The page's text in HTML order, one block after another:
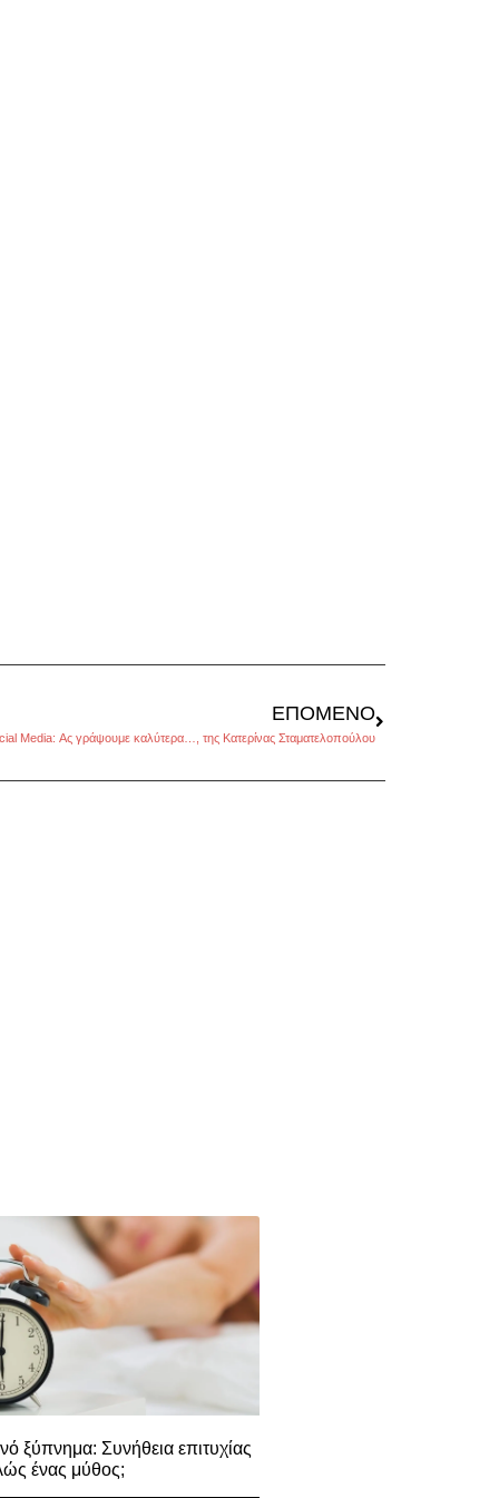
ΕΠΌΜΕΝΟ
Media: Ας γράψουμε καλύτερα…, της Κατερίνας Σταματελοπούλου
ξύπνημα: Συνήθεια επιτυχίας
ένας μύθος;